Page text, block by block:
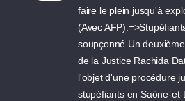
faire le plein jusqu'à
(Avec
soupçonné Un
de la Justice Rachida
l'objet d'une procédure
stupéfiants en Saône-